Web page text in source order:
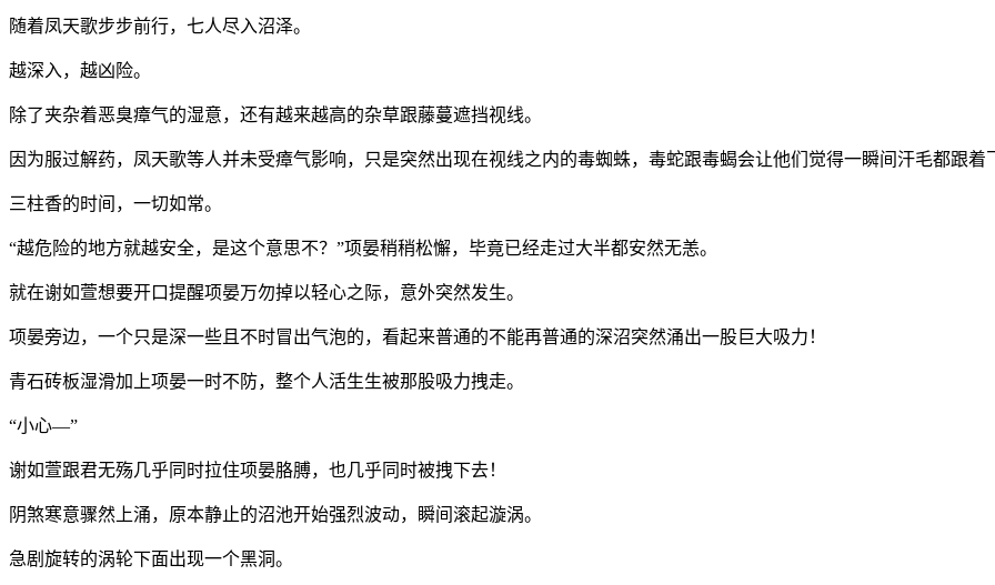
随着凤天歌步步前行，七人尽入沼泽。
越深入，越凶险。
除了夹杂着恶臭瘴气的湿意，还有越来越高的杂草跟藤蔓遮挡视线。
因为服过解药，凤天歌等人并未受瘴气影响，只是突然出现在视线之内的毒蜘蛛，毒蛇跟毒蝎会让他们觉得一瞬间汗毛都跟着
三柱香的时间，一切如常。
“越危险的地方就越安全，是这个意思不？”项晏稍稍松懈，毕竟已经走过大半都安然无恙。
就在谢如萱想要开口提醒项晏万勿掉以轻心之际，意外突然发生。
项晏旁边，一个只是深一些且不时冒出气泡的，看起来普通的不能再普通的深沼突然涌出一股巨大吸力！
青石砖板湿滑加上项晏一时不防，整个人活生生被那股吸力拽走。
“小心—”
谢如萱跟君无殇几乎同时拉住项晏胳膊，也几乎同时被拽下去！
阴煞寒意骤然上涌，原本静止的沼池开始强烈波动，瞬间滚起漩涡。
急剧旋转的涡轮下面出现一个黑洞。